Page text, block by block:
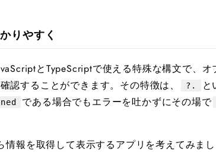
りやすく
とTypeScriptで使える特殊な構文で、
認することができます。その特徴は、
?.
と
である場合でもエラーを吐かずにその場で
情報を取得して表示するアプリを考えてみま